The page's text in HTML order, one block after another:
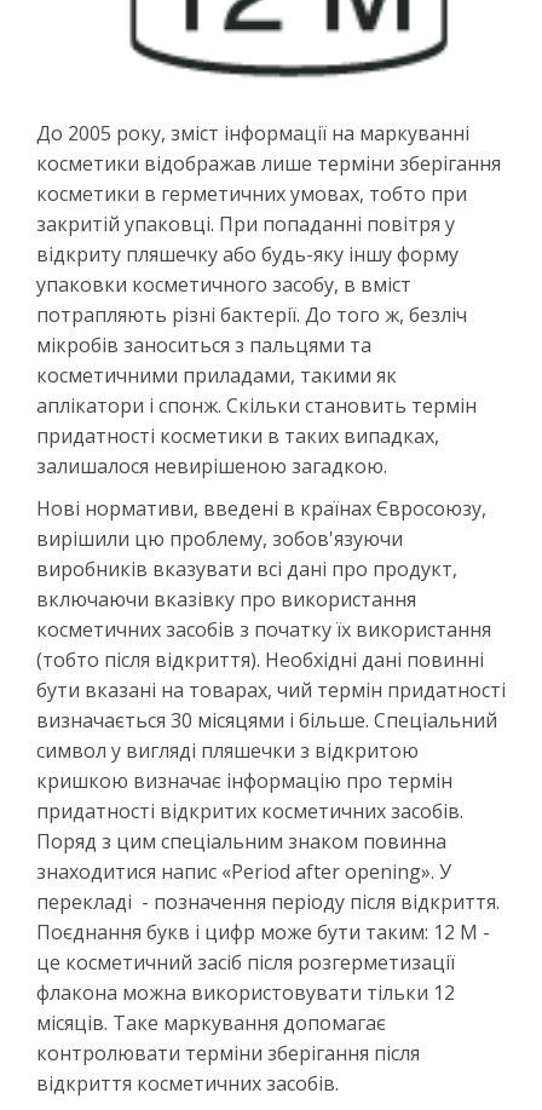
До 2005 року, зміст інформації на маркуванні
косметики відображав лише терміни зберігання
косметики в герметичних умовах, тобто при
закритій упаковці. При попаданні повітря у
відкриту пляшечку або будь-яку іншу форму
упаковки косметичного засобу, в вміст
потрапляють різні бактерії. До того ж, безліч
мікробів заноситься з пальцями та
косметичними приладами, такими як
аплікатори і спонж. Скільки становить термін
придатності косметики в таких випадках,
залишалося невирішеною загадкою.
Нові нормативи, введені в країнах Євросоюзу,
вирішили цю проблему, зобов'язуючи
виробників вказувати всі дані про продукт,
включаючи вказівку про використання
косметичних засобів з початку їх використання
(тобто після відкриття). Необхідні дані повинні
бути вказані на товарах, чий термін придатності
визначається 30 місяцями і більше. Спеціальний
символ у вигляді пляшечки з відкритою
кришкою визначає інформацію про термін
придатності відкритих косметичних засобів.
Поряд з цим спеціальним знаком повинна
знаходитися напис «Рeriod after opening». У
перекладі - позначення періоду після відкриття.
Поєднання букв і цифр може бути таким: 12 М -
це косметичний засіб після розгерметизації
флакона можна використовувати тільки 12
місяців. Таке маркування допомагає
контролювати терміни зберігання після
відкриття косметичних засобів.